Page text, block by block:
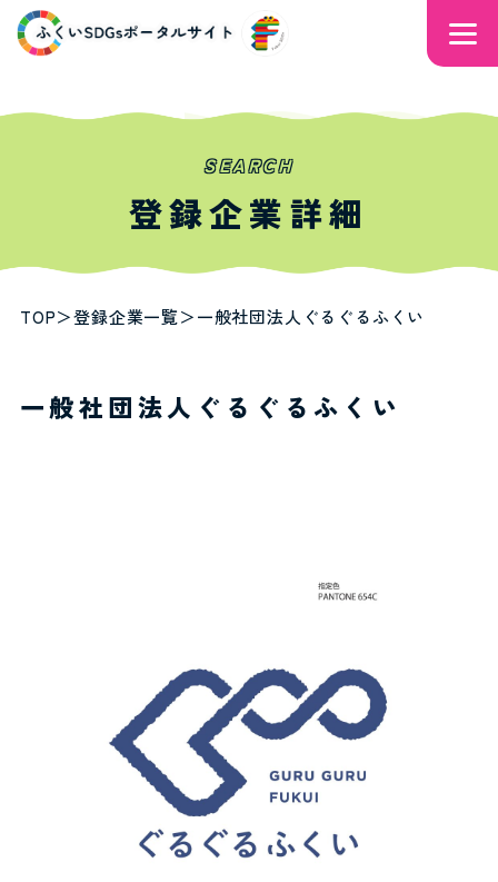
SEARCH
登録企業詳細
TOP＞登録企業一覧＞一般社団法人ぐるぐるふくい
一般社団法人ぐるぐるふくい